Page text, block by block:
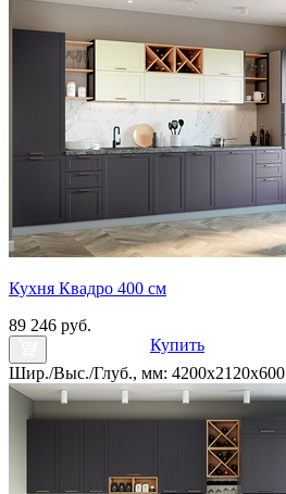
Кухня Квадро 400 см
89 246 руб.
Купить
Шир./Выс./Глуб., мм: 4200x2120x600